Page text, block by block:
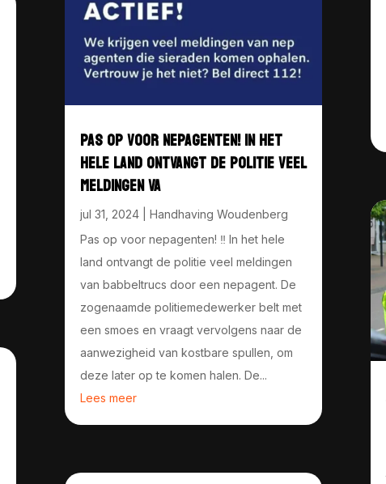
PAS OP VOOR NEPAGENTEN! IN HET
HELE LAND ONTVANGT DE POLITIE VEEL
MELDINGEN VA
jul 31, 2024| Handhaving Woudenberg
Pas op voor nepagenten! ‼️ In het hele
land ontvangt de politie veel meldingen
van babbeltrucs door een nepagent. De
zogenaamde politiemedewerker belt met
een smoes en vraagt vervolgens naar de
aanwezigheid van kostbare spullen, om
deze later op te komen halen. De...
Lees meer